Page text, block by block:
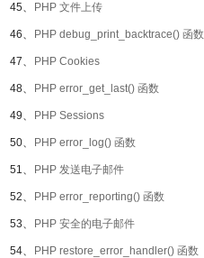
45、 PHP 文件上传
46、 PHP debug_print_backtrace() 函数
47、 PHP Cookies
48、 PHP error_get_last() 函数
49、 PHP Sessions
50、 PHP error_log() 函数
51、 PHP 发送电子邮件
52、 PHP error_reporting() 函数
53、 PHP 安全的电子邮件
54、 PHP restore_error_handler() 函数